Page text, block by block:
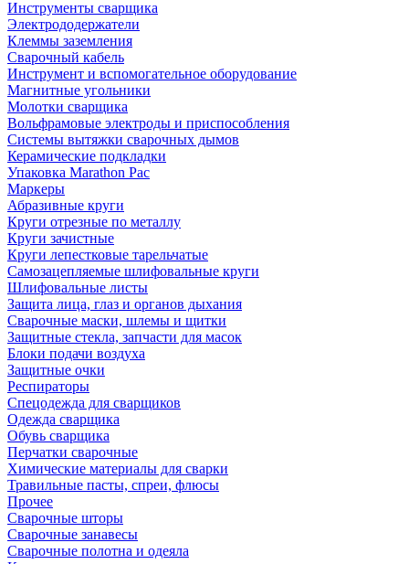
Инструменты сварщика
Электрододержатели
Клеммы заземления
Сварочный кабель
Инструмент и вспомогательное оборудование
Магнитные угольники
Молотки сварщика
Вольфрамовые электроды и приспособления
Системы вытяжки сварочных дымов
Керамические подкладки
Упаковка Marathon Pac
Маркеры
Абразивные круги
Круги отрезные по металлу
Круги зачистные
Круги лепестковые тарельчатые
Самозацепляемые шлифовальные круги
Шлифовальные листы
Защита лица, глаз и органов дыхания
Сварочные маски, шлемы и щитки
Защитные стекла, запчасти для масок
Блоки подачи воздуха
Защитные очки
Респираторы
Спецодежда для сварщиков
Одежда сварщика
Обувь сварщика
Перчатки сварочные
Химические материалы для сварки
Травильные пасты, спреи, флюсы
Прочее
Сварочные шторы
Сварочные занавесы
Сварочные полотна и одеяла